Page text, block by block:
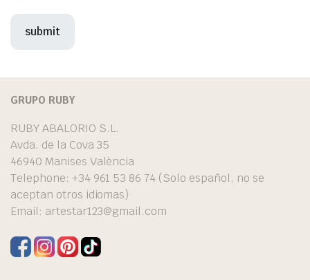
GRUPO RUBY
RUBY ABALORIO S.L.
Avda. de la Cova 35
46940 Manises València
Telephone: +34 961 53 86 74 (Solo español, no se
aceptan otros idiomas)
Email: artestar123@gmail.com